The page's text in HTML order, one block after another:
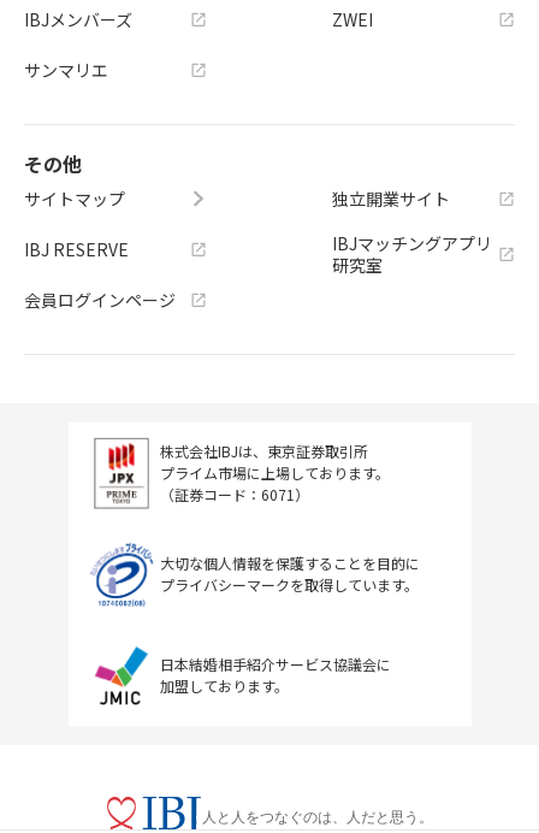
IBJメンバーズ
サンマリエ
ZWEI
その他
サイトマップ
IBJ RESERVE
会員ログインページ
独立開業サイト
IBJマッチングアプリ
研究室
株式会社IBJは、東京証券取引所
プライム市場に上場しております。
（証券コード：6071）
大切な個人情報を保護することを目的に
プライバシーマークを取得しています。
日本結婚相手紹介サービス協議会に
加盟しております。
人と人をつなぐのは、人だと思う。